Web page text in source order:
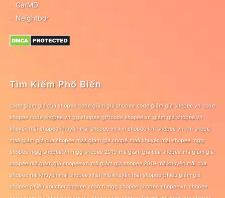
CarMD
Neightbor
Tìm Kiếm Phổ Biến
code giảm giá của shopee code giảm giá shopee code giảm giá shopee.vn code
shopee code shopee.vn gg shopee giftcode shopee.vn giảm giá shopee.vn
khuyến mãi shopee khuyến mãi shopee.vn km shopee km shopee vn km shopê
maã giảm giá của shopee maã giảm giá shopê maã khuyến mãi shopee mgg
shopee mgg shopee.vn mgg shopee 2019 mã giảm giá của shopee mã giảm giá
shopee mã giảm giá shopee.vn mã giảm giá shopee 2019 mã khuyến mãi của
shopee mã khuyến mãi shopee nhận mã khuyến mãi shopee phiếu giảm giá
shopee phiếu voucher shopee search mgg shopee shopee shopee.vn shopee